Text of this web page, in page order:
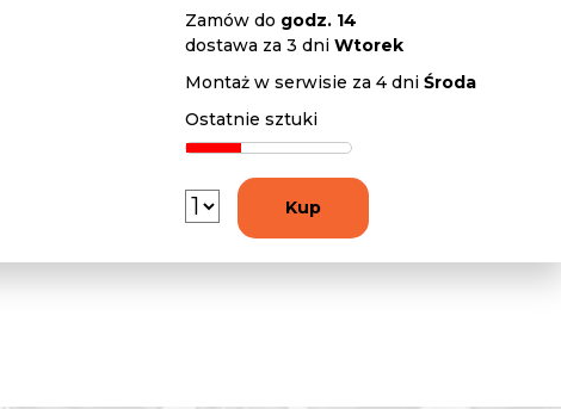
Zamów do godz. 14
dostawa za 3 dni Wtorek
Montaż w serwisie za 4 dni Środa
Ostatnie sztuki
Kup